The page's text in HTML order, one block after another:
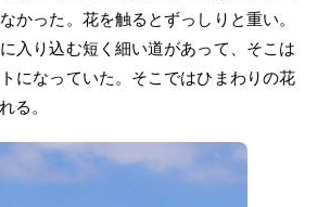
かった。花を触るとずっしりと重い。
入り込む短く細い道があって、そこは
になっていた。そこではひまわりの花
る。